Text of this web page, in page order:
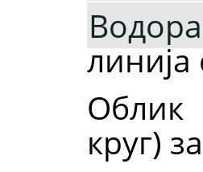
круг)